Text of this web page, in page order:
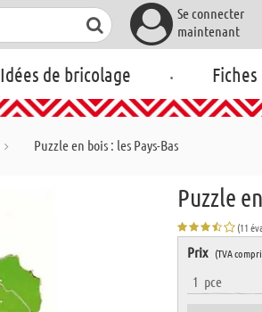
Se connecter
maintenant
Idées de bricolage .
Puzzle en bois : les Pays-Bas
Puzzle
(11
Prix (TVA
1 pce